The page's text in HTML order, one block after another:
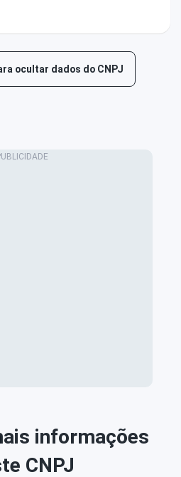
ocultar dados do CNPJ
informações
CNPJ